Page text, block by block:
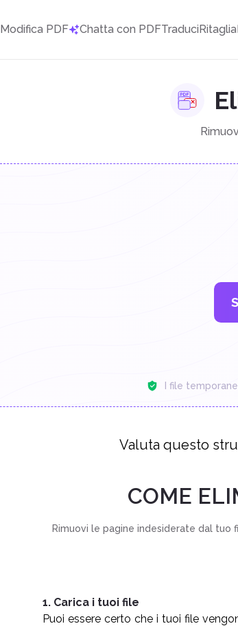
Modifica PDF Chatta con PDFTraduciRitaglia
I file
Valuta questo
COME
Rimuovi le pagine indesiderate dal tuo
1. Carica i tuoi file
Puoi essere certo che i tuoi file